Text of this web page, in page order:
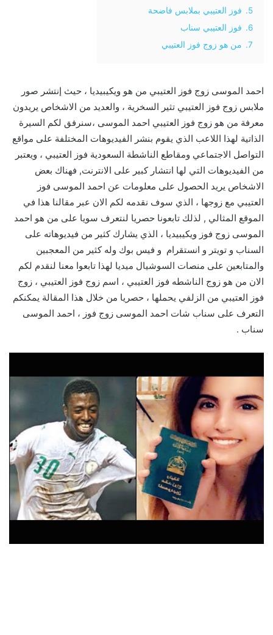
5.
فوز العتيبي بملابس فاضحة
6.
فوز العتيبي سناب
7.
من هو زوج فوز العتيبي
احمد الموسى زوج فوز العتيبي من هو ويكيبيديا ، حيث إنتشر صور
ملابس زوج فوز العتيبي تثير السخرية ، والعديد من الاشخاص يريدون
معرفة من هو زوج فوز العتيبي احمد الموسى ،سنرفق لكم السيرة
الذاتية لهذا اللاعب الذي يقوم بنشر الفيديوهات المختلفة على مواقع
التواصل الاجتماعي ومقاطع الناشطة السعودية فوز العتيبي ، ويعتبر
من الفيديوهات التي لها انتشار كبير على الانترنت, فهناك بعض
الاشخاص يريد الحصول على معلومات عن احمد الموسى فوز
العتيبي مع زوجها ، الذي سوف نقدمه لكم الان عبر مقالنا هذا في
الموقع المثالي , لذلك تابعونا حصريا لنتعرف سويا على من هو احمد
الموسى زوج فوز ويكيبيديا ، الذي يشارك كثير من فيديوهاته على
السناب و تويتر و انستقرام و فيس بوك وله كثير من المعجبين
والمتابعين على منصات السوشيال ميديا لهذا تابعوا معنا لنقدم لكم
الان من هو زوج الناشطه فوز العتيبي ، اسم زوج فوز العتيبي ، زوج
فوز العتيبي من الزلفي يحملها ، حصريا من خلال هذا المقالة يمكنكم
التعرف على سناب شات احمد الموسى زوج فوز ، احمد الموسى
سناب .